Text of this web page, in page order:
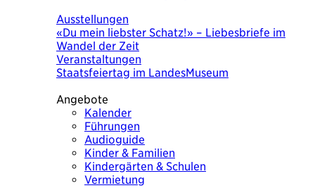
Ausstellungen
«Du mein liebster Schatz!» – Liebesbriefe im
Wandel der Zeit
Veranstaltungen
Staatsfeiertag im LandesMuseum
Angebote
Kalender
Führungen
Audioguide
Kinder & Familien
Kindergärten & Schulen
Vermietung